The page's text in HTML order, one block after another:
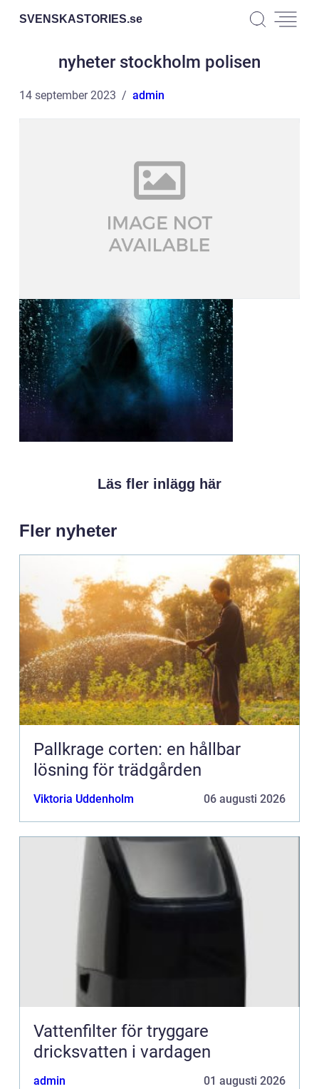
SVENSKASTORIES.se
nyheter stockholm polisen
14 september 2023 admin
Läs fler inlägg här
Fler nyheter
Pallkrage corten: en hållbar
lösning för trädgården
Viktoria Uddenholm 06 augusti 2026
Vattenfilter för tryggare
dricksvatten i vardagen
admin 01 augusti 2026